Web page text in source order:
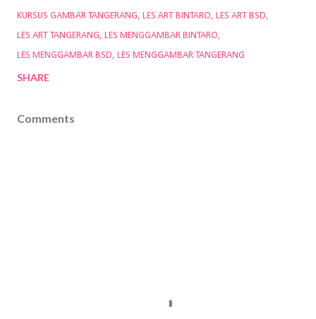
KURSUS GAMBAR TANGERANG
LES ART BINTARO
LES ART BSD
LES ART TANGERANG
LES MENGGAMBAR BINTARO
LES MENGGAMBAR BSD
LES MENGGAMBAR TANGERANG
SHARE
Comments